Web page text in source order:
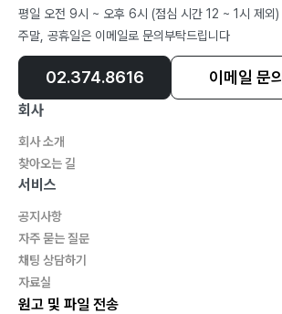
평일 오전 9시 ~ 오후 6시 (점심 시간 12 ~ 1시 제외)
주말, 공휴일은 이메일로 문의부탁드립니다
02.374.8616 이메일 문의
회사
회사 소개
찾아오는 길
서비스
공지사항
자주 묻는 질문
채팅 상담하기
자료실
원고 및 파일 전송